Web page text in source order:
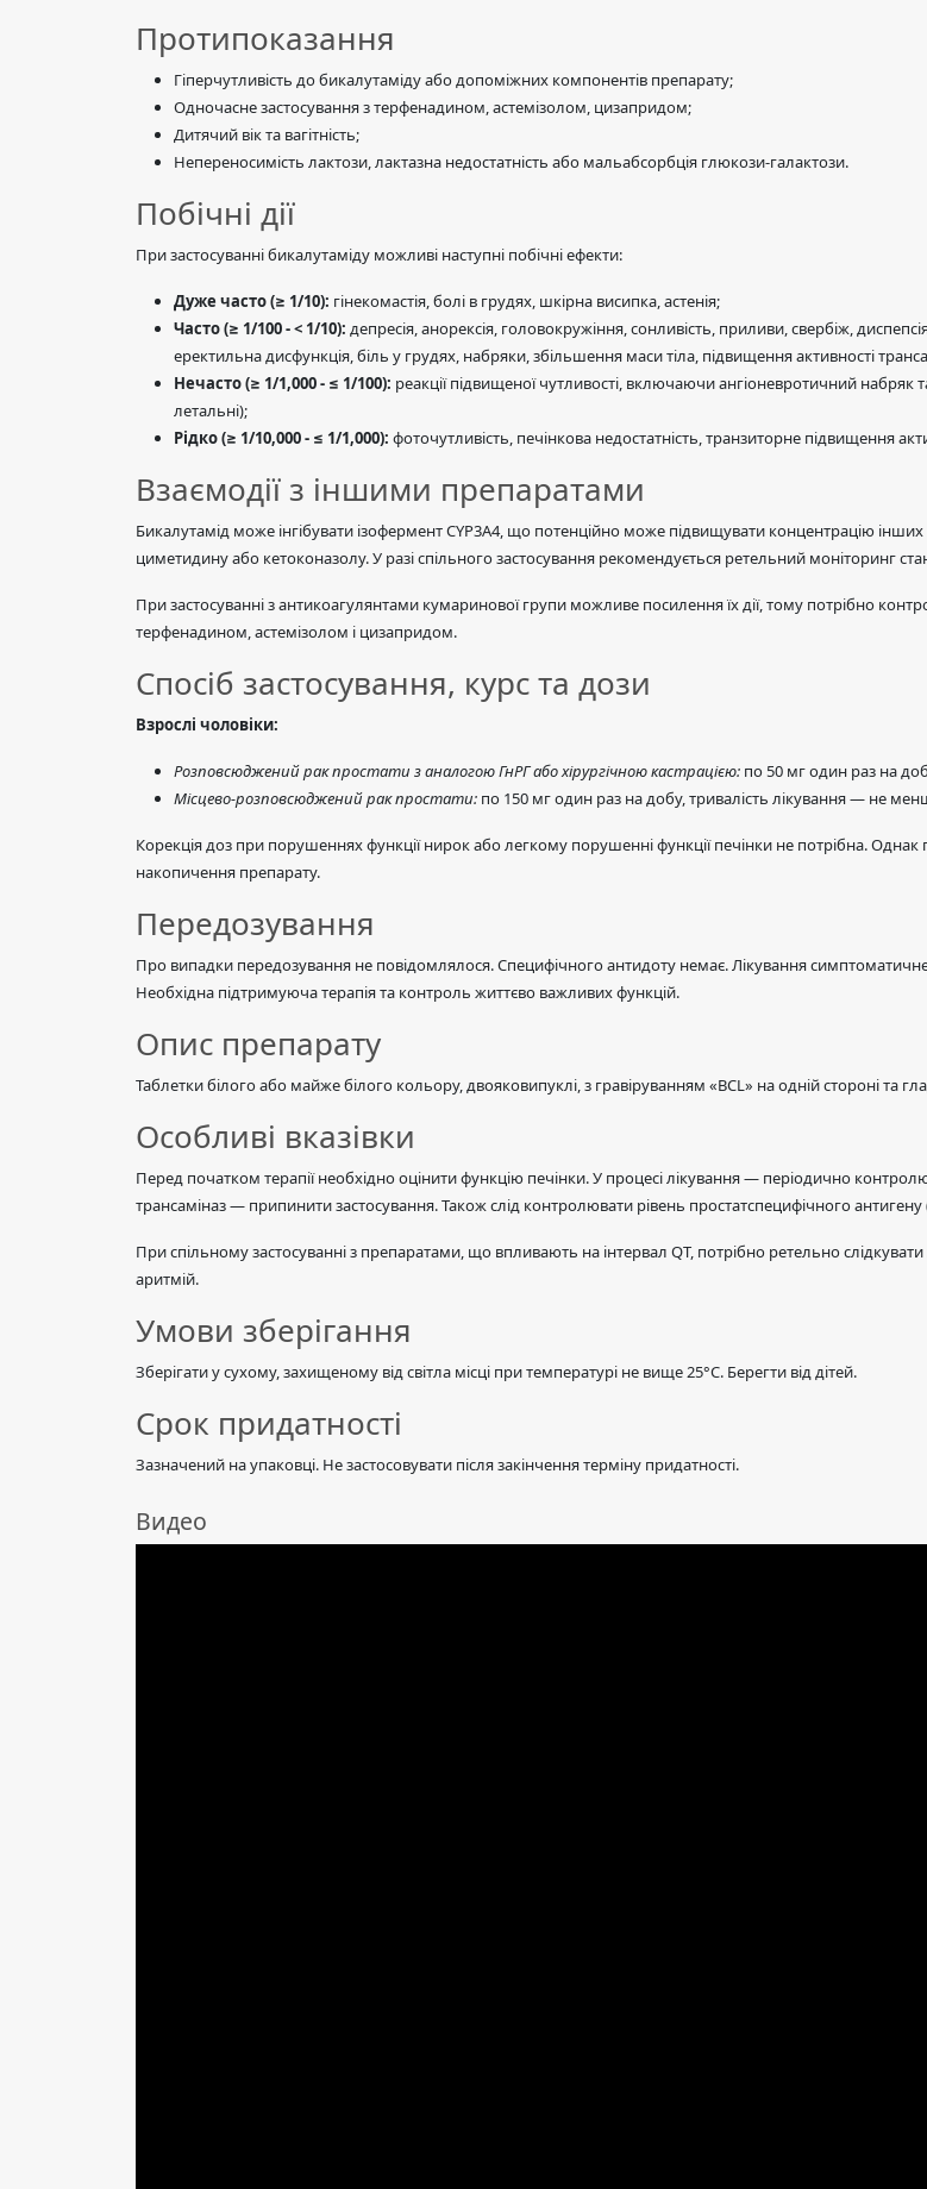
Протипоказання
Гіперчутливість до бикалутаміду або допоміжних компонентів препарату;
Одночасне застосування з терфенадином, астемізолом, цизапридом;
Дитячий вік та вагітність;
Непереносимість лактози, лактазна недостатність або мальабсорбція глюкози-галактози.
Побічні дії
При застосуванні бикалутаміду можливі наступні побічні ефекти:
Дуже часто (≥ 1/10): гінекомастія, болі в грудях, шкірна висипка, астенія;
Часто (≥ 1/100 - < 1/10): депресія, анорексія, головокружіння, сонливість, приливи, свербіж,
еректильна дисфункція, біль у грудях, набряки, збільшення маси тіла, підвищення активності
Нечасто (≥ 1/1,000 - ≤ 1/100): реакції підвищеної чутливості, включаючи ангіоневротичний набряк
летальні);
Рідко (≥ 1/10,000 - ≤ 1/1,000): фоточутливість, печінкова недостатність, транзиторне підвищення
Взаємодії з іншими препаратами
Бикалутамід може інгібувати ізофермент CYP3A4, що потенційно може підвищувати концентрацію
циметидину або кетоконазолу. У разі спільного застосування рекомендується ретельний моніторинг
При застосуванні з антикоагулянтами кумаринової групи можливе посилення їх дії, тому потрібно
терфенадином, астемізолом і цизапридом.
Спосіб застосування, курс та дози
Взрослі чоловіки:
Розповсюджений рак простати з аналогою ГнРГ або хірургічною кастрацією: по 50 мг один раз на
Місцево-розповсюджений рак простати: по 150 мг один раз на добу, тривалість лікування — не
Корекція доз при порушеннях функції нирок або легкому порушенні функції печінки не потрібна.
накопичення препарату.
Передозування
Про випадки передозування не повідомлялося. Специфічного антидоту немає. Лікування
Необхідна підтримуюча терапія та контроль життєво важливих функцій.
Опис препарату
Таблетки білого або майже білого кольору, двояковипуклі, з гравіруванням «BCL» на одній стороні та
Особливі вказівки
Перед початком терапії необхідно оцінити функцію печінки. У процесі лікування — періодично
трансаміназ — припинити застосування. Також слід контролювати рівень простатспецифічного
При спільному застосуванні з препаратами, що впливають на інтервал QT, потрібно ретельно
аритмій.
Умови зберігання
Зберігати у сухому, захищеному від світла місці при температурі не вище 25°C. Берегти від дітей.
Срок придатності
Зазначений на упаковці. Не застосовувати після закінчення терміну придатності.
Видео